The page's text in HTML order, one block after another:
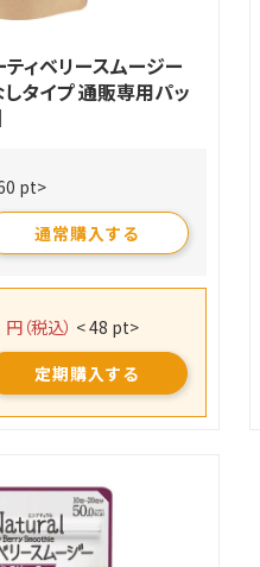
ィベリースムージー
しタイプ 通販専用パッ
pt>
通常購入する
円（税込） < 48 pt>
定期購入する